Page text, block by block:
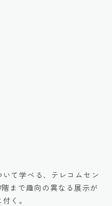
て学べる、テレコムセン
まで趣向の異なる展示が
く。